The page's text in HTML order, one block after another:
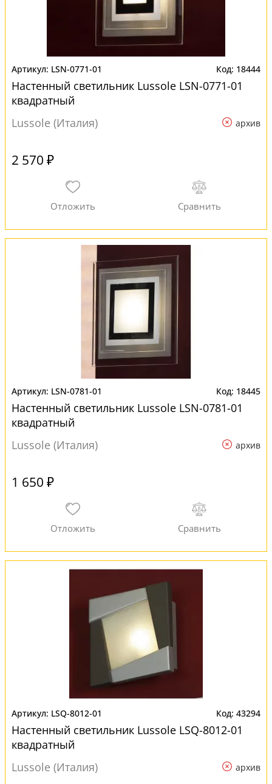
LSN-0771-01 18444
Настенный светильник Lussole LSN-0771-01
квадратный
Lussole (Италия)
архив
2 570 ₽
LSN-0781-01 18445
Настенный светильник Lussole LSN-0781-01
квадратный
Lussole (Италия)
архив
1 650 ₽
LSQ-8012-01 43294
Настенный светильник Lussole LSQ-8012-01
квадратный
Lussole (Италия)
архив